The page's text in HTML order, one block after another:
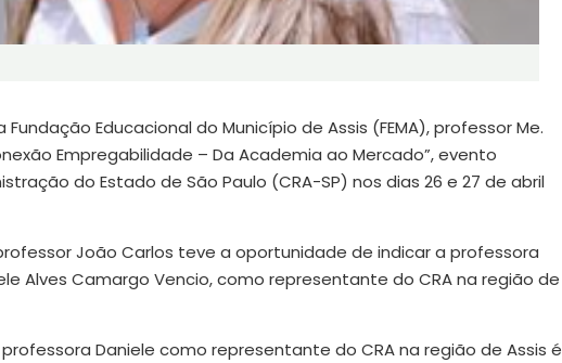
Educacional do Município de Assis (FEMA), professor Me.
Empregabilidade – Da Academia ao Mercado”, evento
do Estado de São Paulo (CRA-SP) nos dias 26 e 27 de abril
João Carlos teve a oportunidade de indicar a professora
Alves Camargo Vencio, como representante do CRA na região de
Daniele como representante do CRA na região de Assis é